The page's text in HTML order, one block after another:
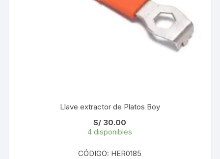
Llave extractor de Platos Boy
S/ 30.00
4 disponibles
CÓDIGO: HER0185